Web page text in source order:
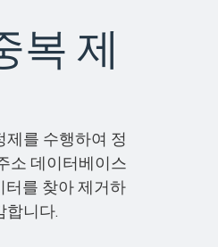
복 제
제를 수행하여 정
소 데이터베이스
터를 찾아 제거하
합니다.